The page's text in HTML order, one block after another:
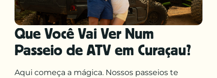
Que Você Vai Ver Num
Passeio de ATV em Curaçau?
Aqui começa a mágica. Nossos passeios te